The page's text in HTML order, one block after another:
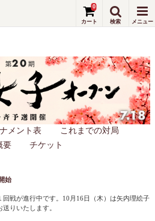
メント表
これまでの対局
要
チケット
0
始
戦が進行中です。10月16日（木）は矢内理絵子
りいたします。